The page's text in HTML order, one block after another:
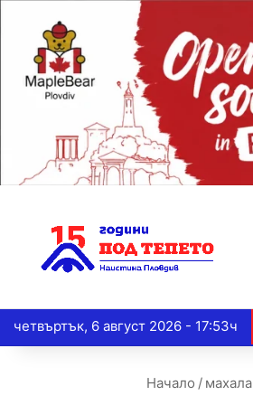
четвъртък, 6 август 2026 - 17:53ч
Начало / махала